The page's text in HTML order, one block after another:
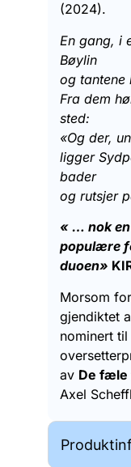
(2024).
En gang, i
Bøylin
og tantene
Fra dem
sted:
«Og der,
ligger
bader
og rutsjer
« … nok
populære
duoen»
Morsom
gjendiktet
nominert
av De fæle
Axel